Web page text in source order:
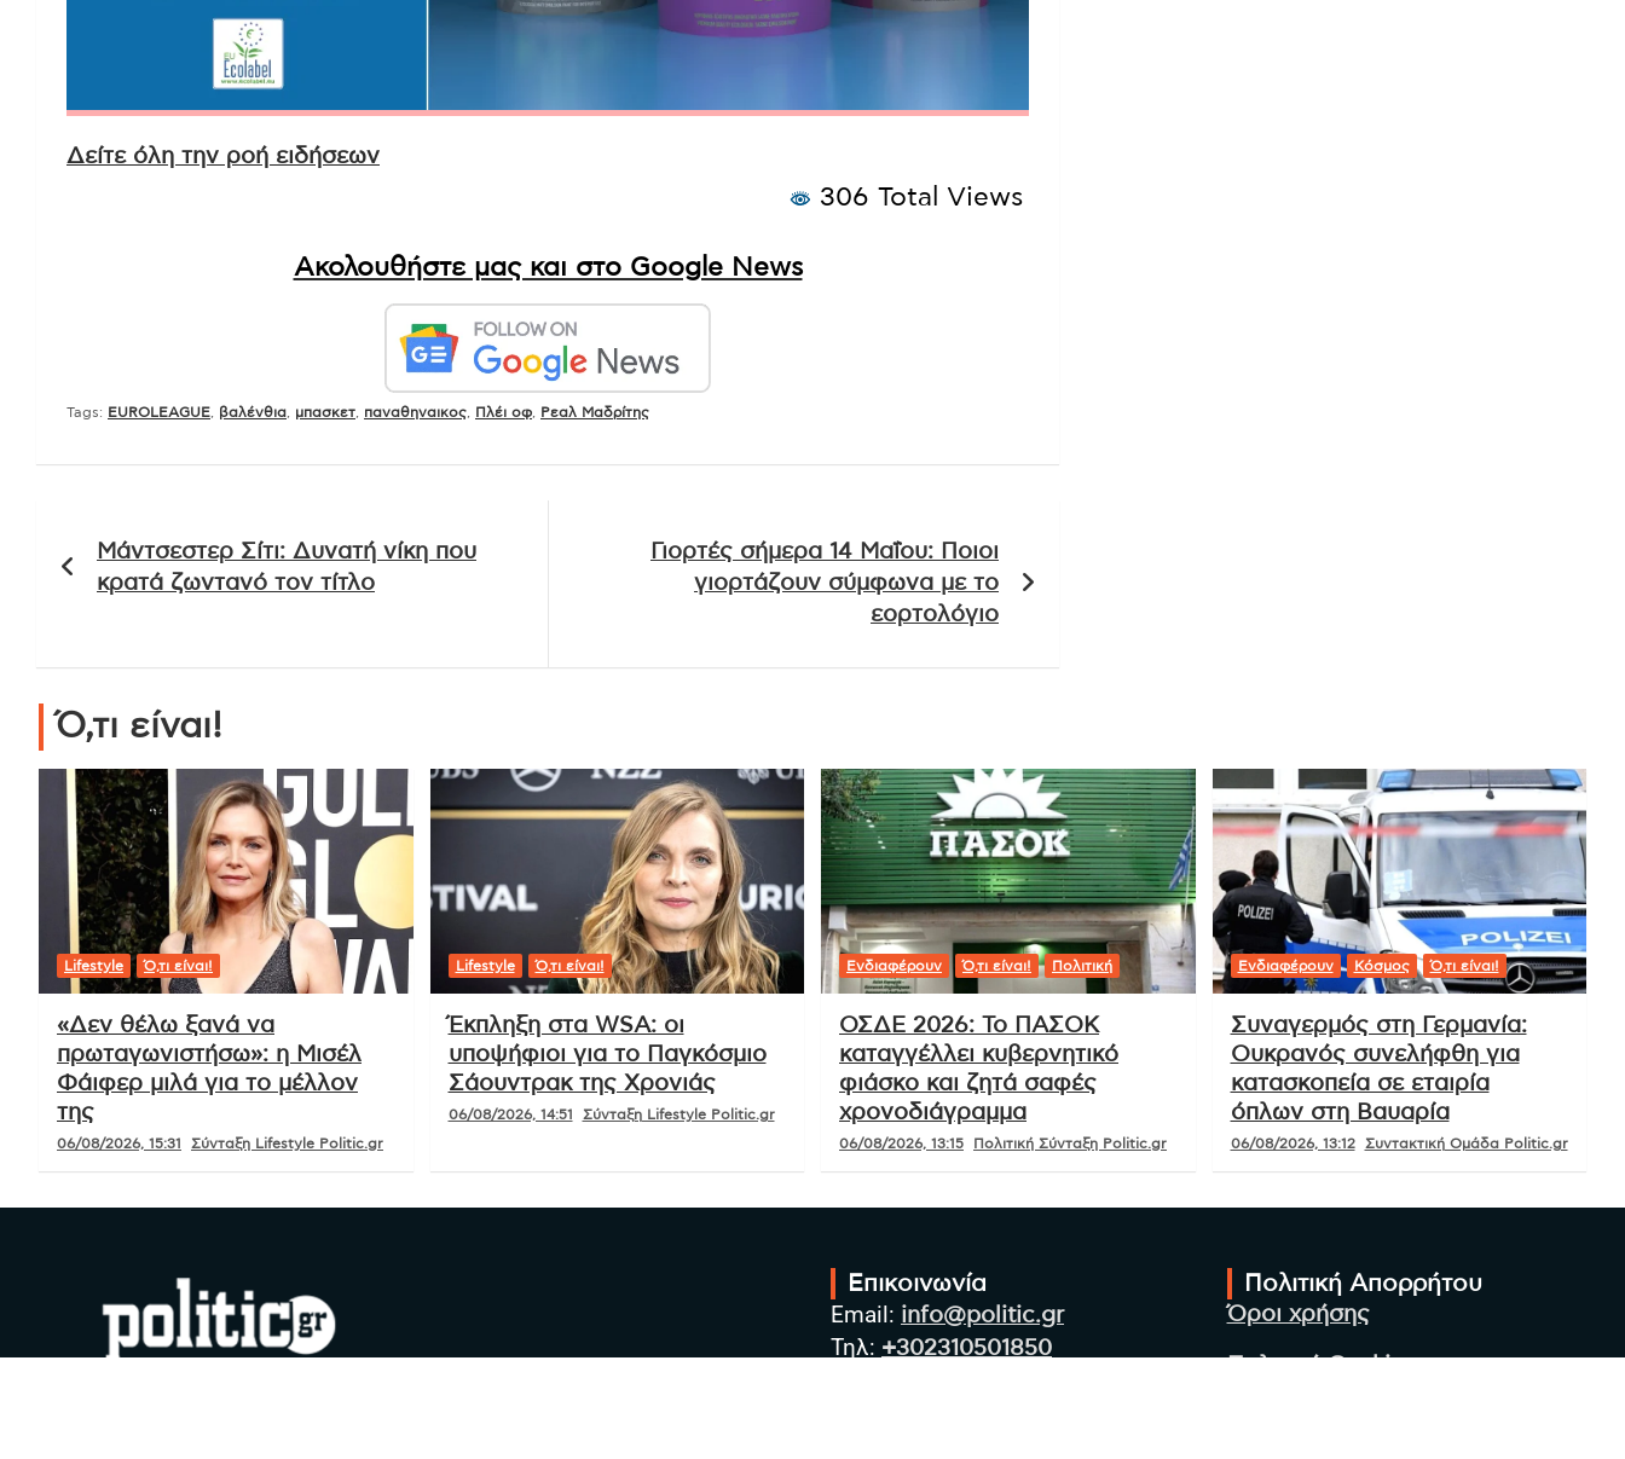
Δείτε όλη την ροή ειδήσεων
306 Total Views
Ακολουθήστε μας και στο Google News
Tags: EUROLEAGUE βαλένθια μπασκετ παναθηναικος Πλέι οφ Ρεαλ Μαδρίτης
άρθρων
Μάντσεστερ Σίτι: Δυνατή νίκη που
κρατά ζωντανό τον τίτλο
Γιορτές σήμερα 14 Μαΐου: Ποιοι
γιορτάζουν σύμφωνα με το
εορτολόγιο
Ό,τι είναι!
Lifestyle Ό,τι είναι!
«Δεν θέλω ξανά να
πρωταγωνιστήσω»: η Μισέλ
Φάιφερ μιλά για το μέλλον
της
06/08/2026, 15:31 Σύνταξη Lifestyle Politic.gr
Lifestyle Ό,τι είναι!
Έκπληξη στα WSA: οι
υποψήφιοι για το Παγκόσμιο
Σάουντρακ της Χρονιάς
06/08/2026, 14:51 Σύνταξη Lifestyle Politic.gr
Ενδιαφέρουν Ό,τι είναι! Πολιτική
ΟΣΔΕ 2026: Το ΠΑΣΟΚ
καταγγέλλει κυβερνητικό
φιάσκο και ζητά σαφές
χρονοδιάγραμμα
06/08/2026, 13:15 Πολιτική Σύνταξη Politic.gr
Ενδιαφέρουν Κόσμος Ό,τι είναι!
Συναγερμός στη Γερμανία:
Ουκρανός συνελήφθη για
κατασκοπεία σε εταιρία
όπλων στη Βαυαρία
06/08/2026, 13:12 Συντακτική Ομάδα Politic.gr
Επικοινωνία
Email: info@politic.gr
Τηλ: +302310501850
Πολιτική Απορρήτου
Όροι χρήσης
Πολιτική Cookies